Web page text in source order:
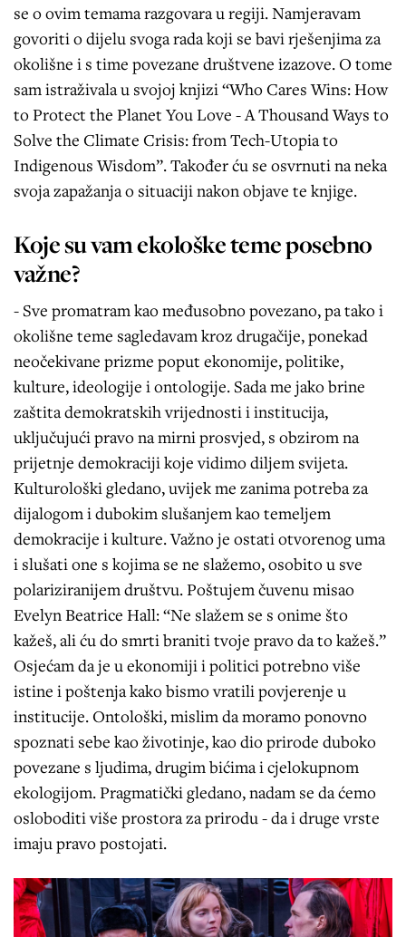
se o ovim temama razgovara u regiji. Namjeravam
govoriti o dijelu svoga rada koji se bavi rješenjima za
okolišne i s time povezane društvene izazove. O tome
sam istraživala u svojoj knjizi “Who Cares Wins: How
to Protect the Planet You Love - A Thousand Ways to
Solve the Climate Crisis: from Tech-Utopia to
Indigenous Wisdom”. Također ću se osvrnuti na neka
svoja zapažanja o situaciji nakon objave te knjige.
Koje su vam ekološke teme posebno
važne?
- Sve promatram kao međusobno povezano, pa tako i
okolišne teme sagledavam kroz drugačije, ponekad
neočekivane prizme poput ekonomije, politike,
kulture, ideologije i ontologije. Sada me jako brine
zaštita demokratskih vrijednosti i institucija,
uključujući pravo na mirni prosvjed, s obzirom na
prijetnje demokraciji koje vidimo diljem svijeta.
Kulturološki gledano, uvijek me zanima potreba za
dijalogom i dubokim slušanjem kao temeljem
demokracije i kulture. Važno je ostati otvorenog uma
i slušati one s kojima se ne slažemo, osobito u sve
polariziranijem društvu. Poštujem čuvenu misao
Evelyn Beatrice Hall: “Ne slažem se s onime što
kažeš, ali ću do smrti braniti tvoje pravo da to kažeš.”
Osjećam da je u ekonomiji i politici potrebno više
istine i poštenja kako bismo vratili povjerenje u
institucije. Ontološki, mislim da moramo ponovno
spoznati sebe kao životinje, kao dio prirode duboko
povezane s ljudima, drugim bićima i cjelokupnom
ekologijom. Pragmatički gledano, nadam se da ćemo
osloboditi više prostora za prirodu - da i druge vrste
imaju pravo postojati.